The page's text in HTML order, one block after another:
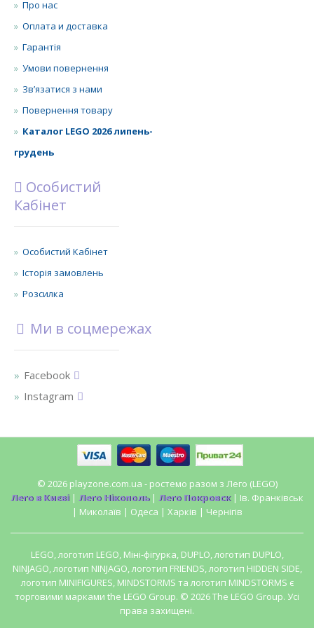
Про нас
Оплата и доставка
Гарантія
Умови повернення
Зв’язатися з нами
Повернення товару
Каталог LEGO 2026 липень-
грудень
Особистий
Кабінет
Особистий Кабінет
Історія замовлень
Розсилка
Ми в соцмережах
Facebook
Instagram
© 2026 playzone.com.ua - ростемо разом з Лего (LEGO)
Лего в Києві | Лего Нікополь| Лего Покровск| Ів. Франківськ
| Миколаїв | Одеса | Харків | Чернігів
LEGO, логотип LEGO, Міні-фігурка, DUPLO, логотип DUPLO,
NINJAGO, логотип NINJAGO, логотип FRIENDS, логотип HIDDEN SIDE,
логотип MINIFIGURES, MINDSTORMS та логотип MINDSTORMS є
торговими марками the LEGO Group. © 2026 The LEGO Group. Усі
права захищені.